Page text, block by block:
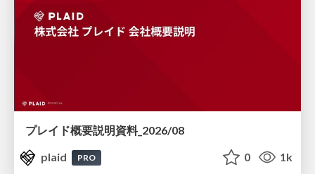
プレイド概要説明資料_2026/08
plaid
PRO 0 1k